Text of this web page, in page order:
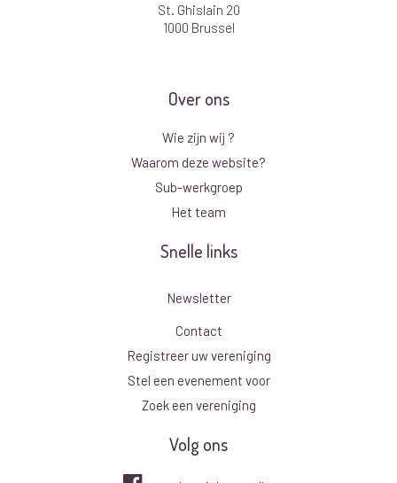
St. Ghislain 20
1000 Brussel
Over ons
Wie zijn wij ?
Waarom deze website?
Sub-werkgroep
Het team
Snelle links
Newsletter
Contact
Registreer uw vereniging
Stel een evenement voor
Zoek een vereniging
Volg ons